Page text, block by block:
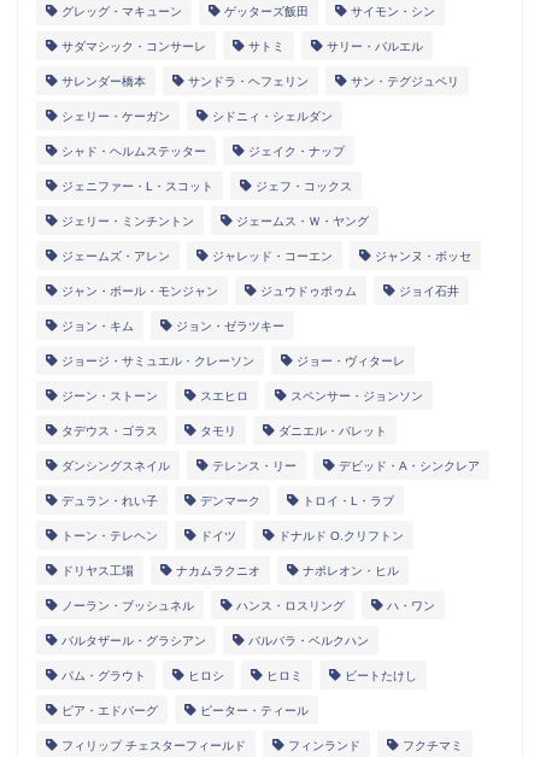
グレッグ・マキューン ゲッターズ飯田 サイモン・シン
サダマシック・コンサーレ サトミ サリー・バルエル
サレンダー橋本 サンドラ・ヘフェリン サン・テグジュペリ
シェリー・ケーガン シドニィ・シェルダン
シャド・ヘルムステッター ジェイク・ナップ
ジェニファー・L・スコット ジェフ・コックス
ジェリー・ミンチントン ジェームス・Ｗ・ヤング
ジェームズ・アレン ジャレッド・コーエン ジャンヌ・ボッセ
ジャン・ポール・モンジャン ジュウドゥポゥム ジョイ石井
ジョン・キム ジョン・ゼラツキー
ジョージ・サミュエル・クレーソン ジョー・ヴィターレ
ジーン・ストーン スエヒロ スペンサー・ジョンソン
タデウス・ゴラス タモリ ダニエル・バレット
ダンシングスネイル テレンス・リー デビッド・A・シンクレア
デュラン・れい子 デンマーク トロイ・L・ラブ
トーン・テレヘン ドイツ ドナルド O.クリフトン
ドリヤス工場 ナカムラクニオ ナポレオン・ヒル
ノーラン・ブッシュネル ハンス・ロスリング ハ・ワン
バルタザール・グラシアン バルバラ・ベルクハン
パム・グラウト ヒロシ ヒロミ ビートたけし
ピア・エドバーグ ピーター・ティール
フィリップ チェスターフィールド フィンランド フクチマミ